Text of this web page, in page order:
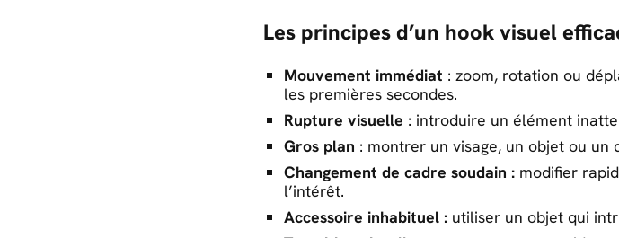
Les principes d’un hook visuel
Mouvement immédiat : zoom, rotation ou
les premières secondes.
Rupture visuelle : introduire un élément
Gros plan : montrer un visage, un objet ou
Changement de cadre soudain : modifier
l’intérêt.
Accessoire inhabituel : utiliser un objet qui